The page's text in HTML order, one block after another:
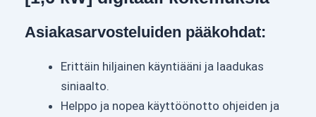
Asiakasarvosteluiden pääkohdat:
Erittäin hiljainen käyntiääni ja laadukas
siniaalto.
Helppo ja nopea käyttöönotto ohjeiden ja